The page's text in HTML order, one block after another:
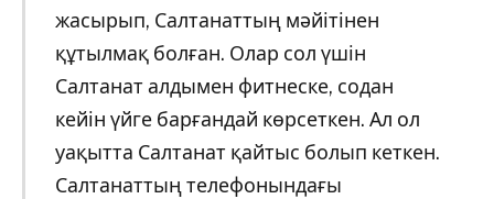
жасырып, Салтанаттың мәйітінен
құтылмақ болған. Олар сол үшін
Салтанат алдымен фитнеске, содан
кейін үйге барғандай көрсеткен. Ал ол
уақытта Салтанат қайтыс болып кеткен.
Салтанаттың телефонындағы